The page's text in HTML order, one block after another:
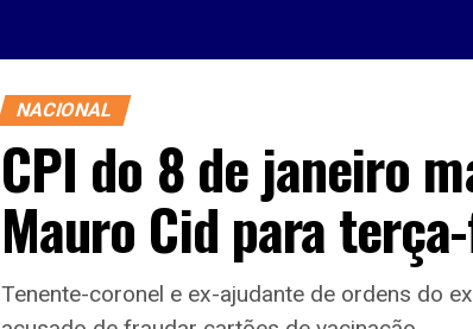
NACIONAL
CPI do 8 de janeiro
Mauro Cid para
Tenente-coronel e ex-ajudante de ordens do